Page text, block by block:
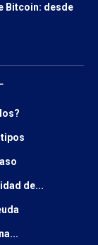
Bitcoin: desde
de...